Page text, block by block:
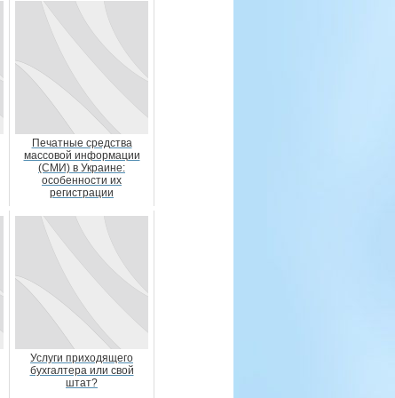
Печатные средства
массовой информации
(СМИ) в Украине:
особенности их
регистрации
Услуги приходящего
бухгалтера или свой
штат?